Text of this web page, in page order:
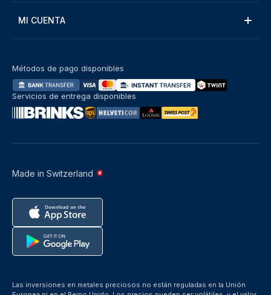
MI CUENTA
Made in Switzerland
Métodos de pago disponibles
Servicios de entrega disponibles
Las inversiones en metales preciosos no están reguladas en la Unión